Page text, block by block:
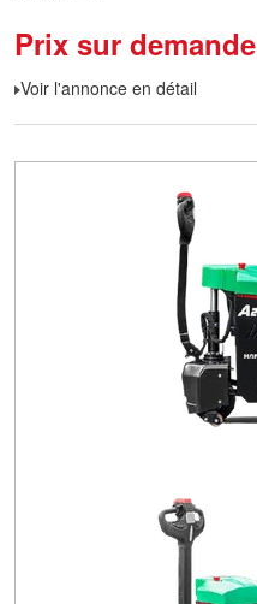
Prix sur demande
Voir l'annonce en détail